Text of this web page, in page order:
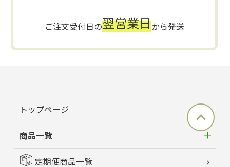
ご注文受付日の翌営業日から発送
トップページ
商品一覧
定期便商品一覧